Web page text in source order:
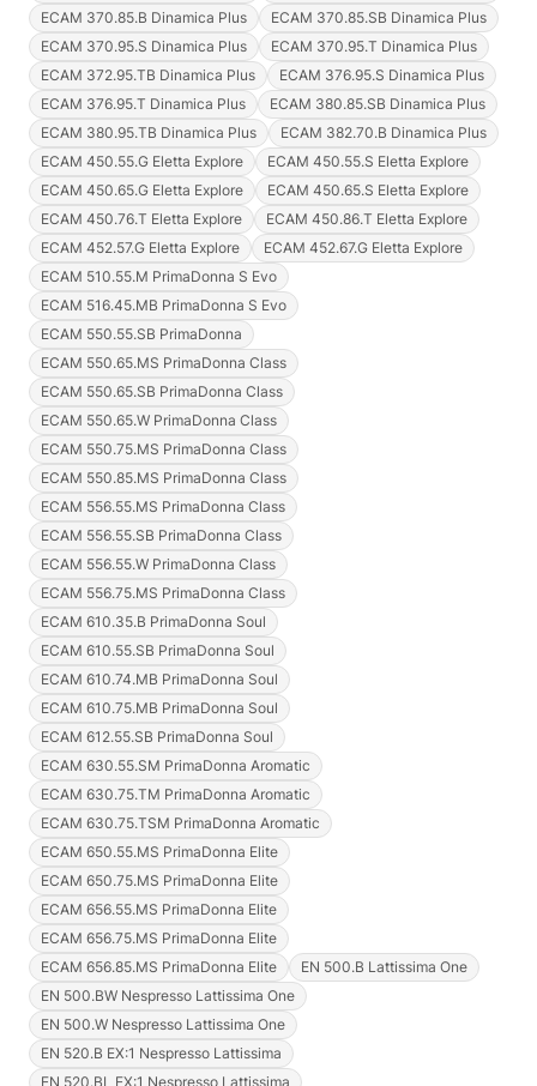
ECAM 370.85.B Dinamica Plus
ECAM 370.85.SB Dinamica Plus
ECAM 370.95.S Dinamica Plus
ECAM 370.95.T Dinamica Plus
ECAM 372.95.TB Dinamica Plus
ECAM 376.95.S Dinamica Plus
ECAM 376.95.T Dinamica Plus
ECAM 380.85.SB Dinamica Plus
ECAM 380.95.TB Dinamica Plus
ECAM 382.70.B Dinamica Plus
ECAM 450.55.G Eletta Explore
ECAM 450.55.S Eletta Explore
ECAM 450.65.G Eletta Explore
ECAM 450.65.S Eletta Explore
ECAM 450.76.T Eletta Explore
ECAM 450.86.T Eletta Explore
ECAM 452.57.G Eletta Explore
ECAM 452.67.G Eletta Explore
ECAM 510.55.M PrimaDonna S Evo
ECAM 516.45.MB PrimaDonna S Evo
ECAM 550.55.SB PrimaDonna
ECAM 550.65.MS PrimaDonna Class
ECAM 550.65.SB PrimaDonna Class
ECAM 550.65.W PrimaDonna Class
ECAM 550.75.MS PrimaDonna Class
ECAM 550.85.MS PrimaDonna Class
ECAM 556.55.MS PrimaDonna Class
ECAM 556.55.SB PrimaDonna Class
ECAM 556.55.W PrimaDonna Class
ECAM 556.75.MS PrimaDonna Class
ECAM 610.35.B PrimaDonna Soul
ECAM 610.55.SB PrimaDonna Soul
ECAM 610.74.MB PrimaDonna Soul
ECAM 610.75.MB PrimaDonna Soul
ECAM 612.55.SB PrimaDonna Soul
ECAM 630.55.SM PrimaDonna Aromatic
ECAM 630.75.TM PrimaDonna Aromatic
ECAM 630.75.TSM PrimaDonna Aromatic
ECAM 650.55.MS PrimaDonna Elite
ECAM 650.75.MS PrimaDonna Elite
ECAM 656.55.MS PrimaDonna Elite
ECAM 656.75.MS PrimaDonna Elite
ECAM 656.85.MS PrimaDonna Elite
EN 500.B Lattissima One
EN 500.BW Nespresso Lattissima One
EN 500.W Nespresso Lattissima One
EN 520.B EX:1 Nespresso Lattissima
EN 520.BL EX:1 Nespresso Lattissima